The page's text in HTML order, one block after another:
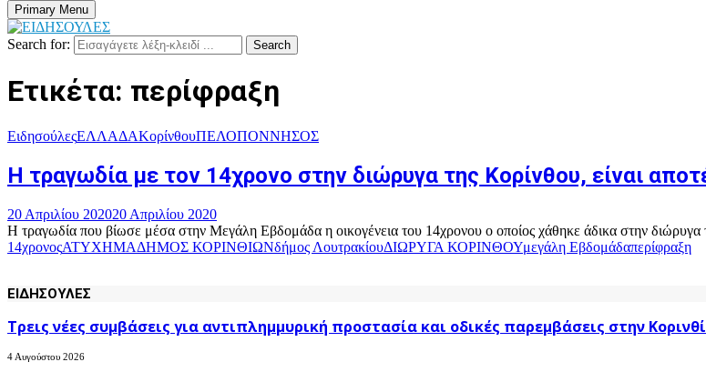
Primary Menu
Search for: Search
Ετικέτα: περίφραξη
ΕιδησούλεςΕΛΛΑΔΑΚορίνθουΠΕΛΟΠΟΝΝΗΣΟΣ
Η τραγωδία με τον 14χρονο στην διώρυγα της Κορίνθου, είναι
20 Απριλίου 202020 Απριλίου 2020
Η τραγωδία που βίωσε μέσα στην Μεγάλη Εβδομάδα η οικογένεια του 14χρονου ο οποίος χάθηκε άδικα στην διώρυγα
14χρονοςΑΤΥΧΗΜΑΔΗΜΟΣ ΚΟΡΙΝΘΙΩΝδήμος ΛουτρακίουΔΙΩΡΥΓΑ ΚΟΡΙΝΘΟΥμεγάλη Εβδομάδαπερίφραξη
ΕΙΔΗΣΟΥΛΕΣ
Τρεις νέες συμβάσεις για αντιπλημμυρική προστασία και οδικές παρεμβάσεις στην
4 Αυγούστου 2026